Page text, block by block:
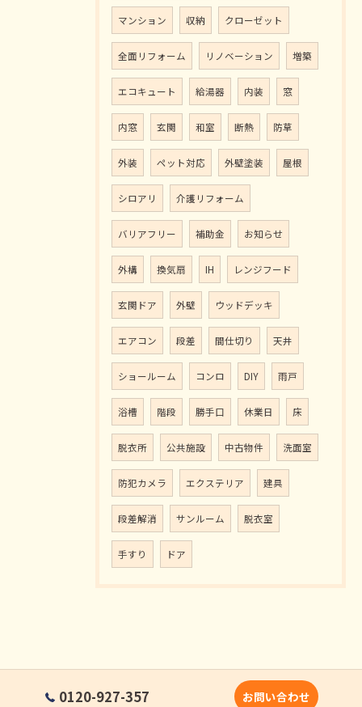
マンション 収納 クローゼット
全面リフォーム リノベーション 増築
エコキュート 給湯器 内装 窓
内窓 玄関 和室 断熱 防草
外装 ペット対応 外壁塗装 屋根
シロアリ 介護リフォーム
バリアフリー 補助金 お知らせ
外構 換気扇 IH レンジフード
玄関ドア 外壁 ウッドデッキ
エアコン 段差 間仕切り 天井
ショールーム コンロ DIY 雨戸
浴槽 階段 勝手口 休業日 床
脱衣所 公共施設 中古物件 洗面室
防犯カメラ エクステリア 建具
段差解消 サンルーム 脱衣室
手すり ドア
0120-927-357 お問い合わせ